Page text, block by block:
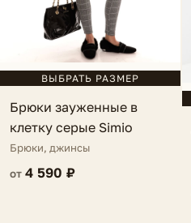
ВЫБРАТЬ РАЗМЕР
Брюки зауженные в
клетку серые Simio
Брюки, джинсы
от 4 590 ₽